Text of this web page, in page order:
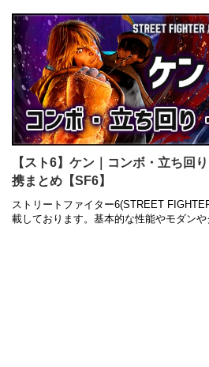
【スト6】ケン｜コンボ・立ち回
携まとめ【SF6】
ストリートファイター6(STREET
載しております。基本的な性能やモダンや